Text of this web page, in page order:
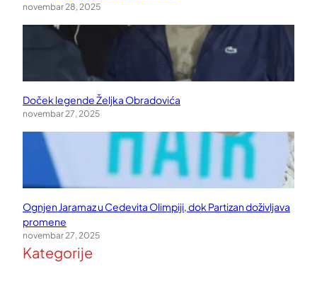
novembar 28, 2025
Doček legende Željka Obradovića
novembar 27, 2025
Ognjen Jaramaz u Cedevita Olimpiji, dok Partizan doživljava
promene
novembar 27, 2025
Kategorije